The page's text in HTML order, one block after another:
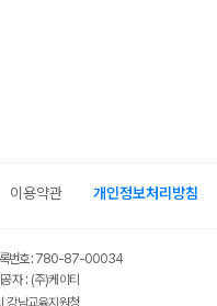
이용약관 개인정보처리방침
등록번호 : 780-87-00034
자 : (주)케이티
강남교육지원청